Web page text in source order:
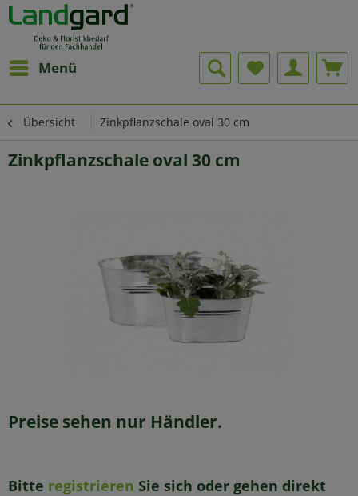
Menü
Übersicht Zinkpflanzschale oval 30 cm
Zinkpflanzschale oval 30 cm
Preise sehen nur Händler.
Bitte registrieren Sie sich oder gehen direkt